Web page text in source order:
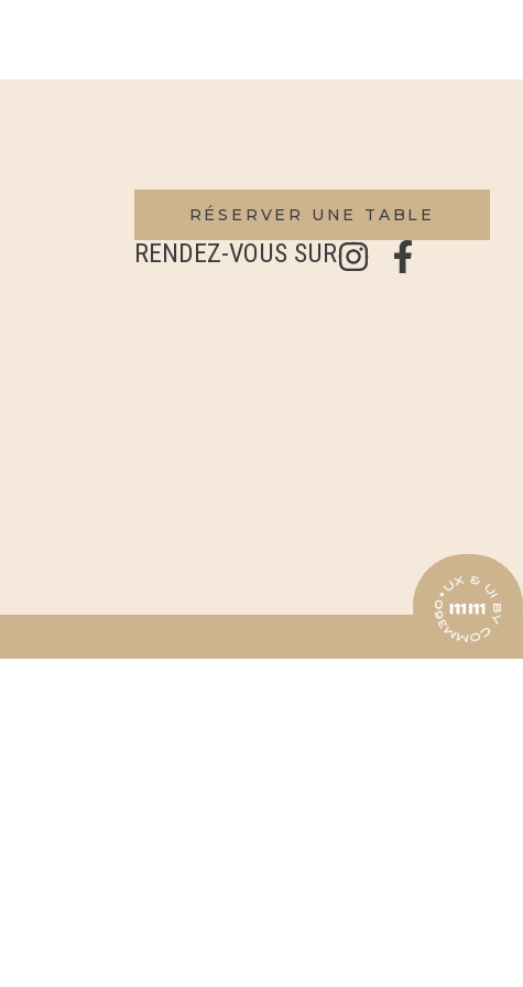
RÉSERVER UNE TABLE
RENDEZ-VOUS SUR